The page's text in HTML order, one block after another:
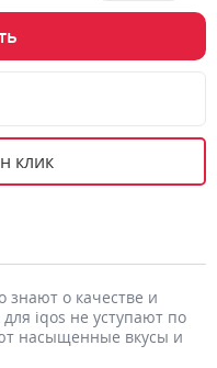
клик
знают о качестве и
iqos не уступают по
насыщенные вкусы и